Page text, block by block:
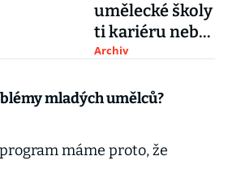
umělecké školy
ti kariéru nebo
vysoký prodej
umělec Mark
Archiv
mladých umělců?
máme proto, že